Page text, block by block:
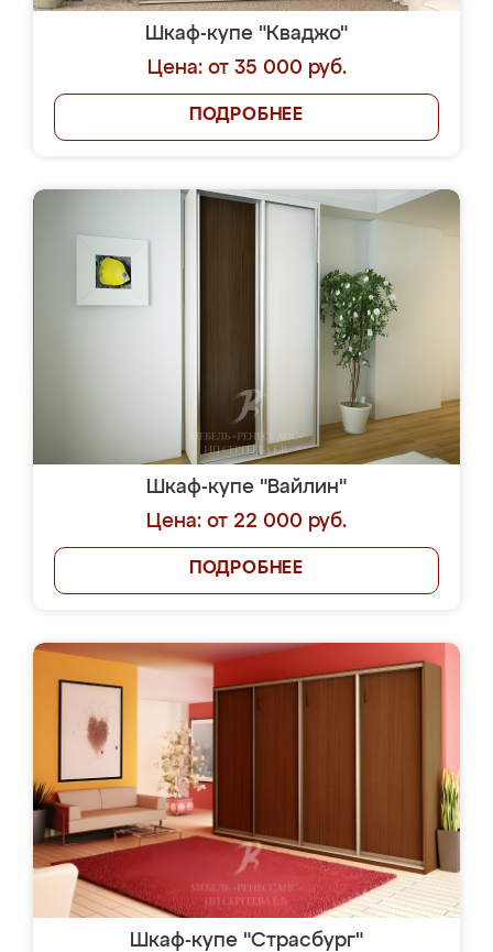
Шкаф-купе "Кваджо"
Цена: от 35 000 руб.
ПОДРОБНЕЕ
Шкаф-купе "Вайлин"
Цена: от 22 000 руб.
ПОДРОБНЕЕ
Шкаф-купе "Страсбург"